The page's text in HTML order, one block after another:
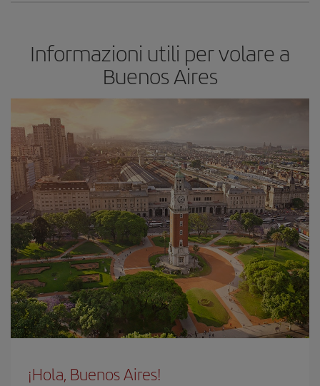
Informazioni utili per volare a
Buenos Aires
¡Hola, Buenos Aires!